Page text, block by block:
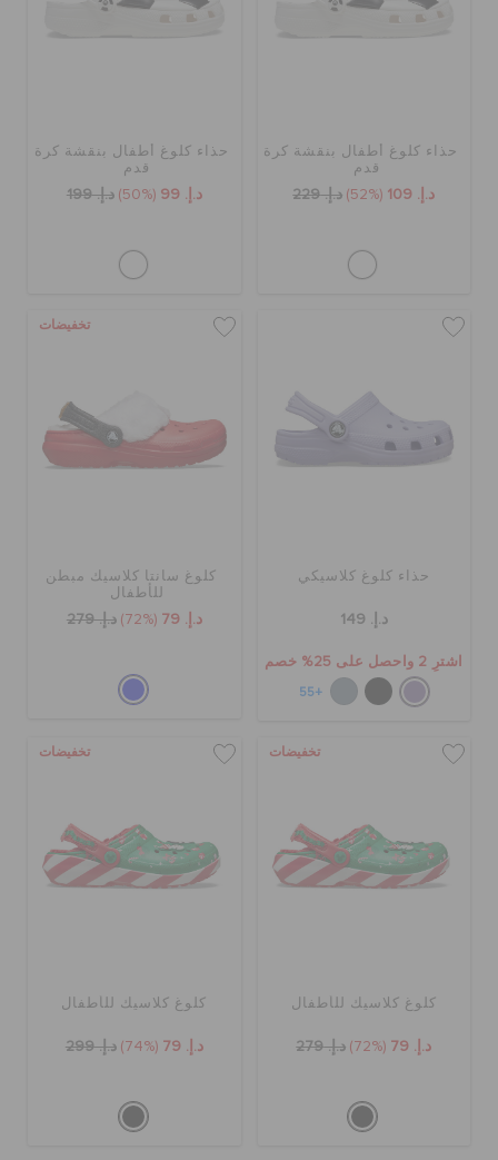
حذاء كلوغ أطفال بنقشة كرة
قدم
د.إ. 109 (52%) د.إ. 229
حذاء كلوغ أطفال بنقشة كرة
قدم
د.إ. 99 (50%) د.إ. 199
حذاء كلوغ كلاسيكي
د.إ. 149
اشترِ 2 واحصل على 25% خصم
+55
تخفيضات
كلوغ سانتا كلاسيك مبطن
للأطفال
د.إ. 79 (72%) د.إ. 279
تخفيضات
كلوغ كلاسيك للأطفال
د.إ. 79 (72%) د.إ. 279
تخفيضات
كلوغ كلاسيك للأطفال
د.إ. 79 (74%) د.إ. 299